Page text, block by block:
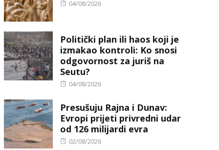
Posted
04/08/2026
Politički plan ili haos koji je
izmakao kontroli: Ko snosi
odgovornost za juriš na
Seutu?
Posted
04/08/2026
Presušuju Rajna i Dunav:
Evropi prijeti privredni udar
od 126 milijardi evra
Posted
02/08/2026